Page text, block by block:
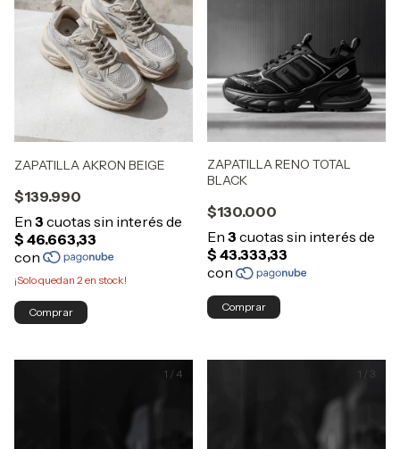
ZAPATILLA AKRON BEIGE
$139.990
¡Solo quedan 2 en stock!
Comprar
ZAPATILLA RENO TOTAL
BLACK
$130.000
Comprar
1 / 4 1 / 3